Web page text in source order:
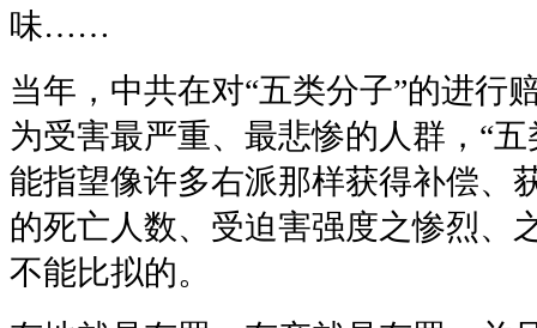
味……
当年，中共在对“五类分子”的进行
为受害最严重、最悲惨的人群，“
能指望像许多右派那样获得补偿、
的死亡人数、受迫害强度之惨烈、
不能比拟的。